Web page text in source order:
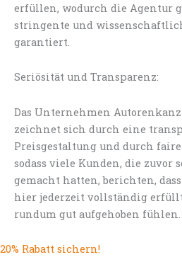
erfüllen, wodurch die Agentur
stringente und
garantiert.
Seriösität und Transparenz:
Das Unternehmen
zeichnet sich durch eine
Preisgestaltung und durch
sodass viele Kunden, die zuvor
gemacht hatten, berichten,
hier jederzeit vollständig
rundum gut aufgehoben fühlen.
20% Rabatt sichern!